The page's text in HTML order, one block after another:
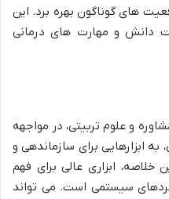
های گوناگون بهره برد. این
دانش و مهارت های درمانی
و علوم تربیتی، در مواجهه
ابزارهایی برای سازماندهی و
خلاصه، ابزاری عالی برای فهم
سیستمی است. می تواند